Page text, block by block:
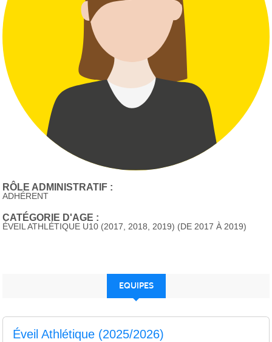
RÔLE ADMINISTRATIF :
ADHÉRENT
CATÉGORIE D'AGE :
ÉVEIL ATHLÉTIQUE U10 (2017, 2018, 2019) (DE 2017 À 2019)
EQUIPES
Éveil Athlétique (2025/2026)